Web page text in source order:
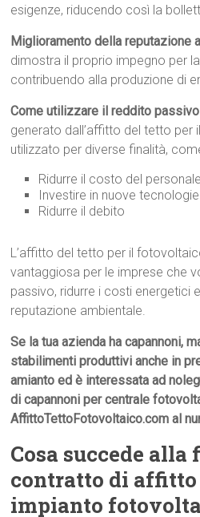
esigenze, riducendo così la
Miglioramento della reputazione
dimostra il proprio impegno per
contribuendo alla produzione di
Come utilizzare il reddito passivo
generato dall’affitto del tetto
utilizzato per diverse finalità,
Ridurre il costo del personale
Investire in nuove tecnologie
Ridurre il debito
L’affitto del tetto per il
vantaggiosa per le imprese che
passivo, ridurre i costi energetici
reputazione ambientale.
Se la tua azienda ha capannoni,
stabilimenti produttivi anche in
amianto ed è interessata ad
di capannoni per centrale
AffittoTettoFotovoltaico.com al
Cosa succede alla
contratto di affitto
impianto